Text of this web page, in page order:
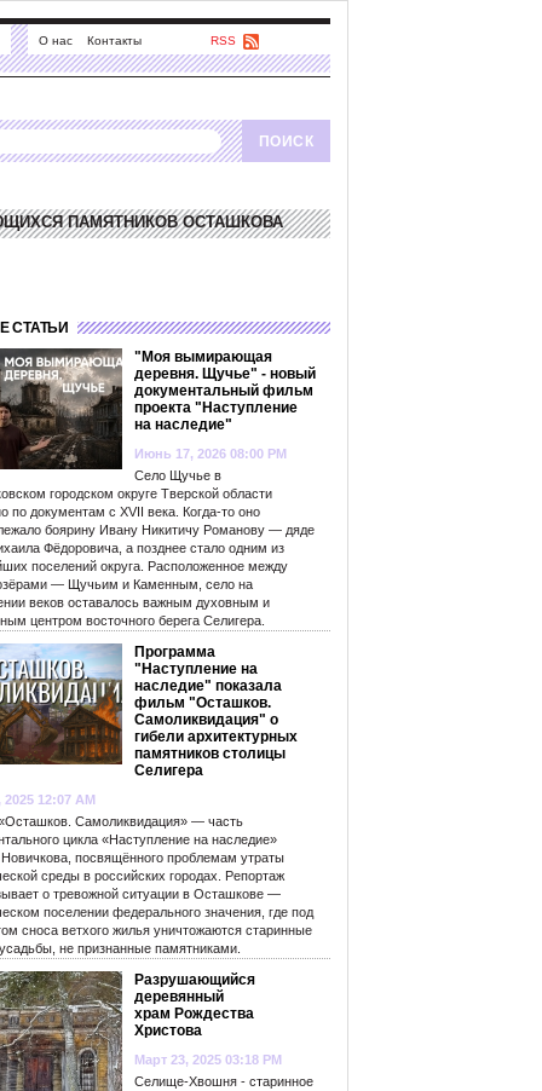
О нас Контакты RSS
ПАМЯТНИКОВ ОСТАШКОВА
СТАТЬИ
"Моя вымирающая
деревня. Щучье" - новый
документальный фильм
проекта "Наступление
на наследие"
Июнь 17, 2026 08:00 PM
Село Щучье в
городском округе Тверской области
по документам с XVII века. Когда-то оно
боярину Ивану Никитичу Романову — дяде
Фёдоровича, а позднее стало одним из
поселений округа. Расположенное между
— Щучьим и Каменным, село на
веков оставалось важным духовным и
центром восточного берега Селигера.
Программа
"Наступление на
наследие" показала
фильм "Осташков.
Самоликвидация" о
гибели архитектурных
памятников столицы
Селигера
2025 12:07 AM
Самоликвидация» — часть
цикла «Наступление на наследие»
посвящённого проблемам утраты
среды в российских городах. Репортаж
о тревожной ситуации в Осташкове —
поселении федерального значения, где под
сноса ветхого жилья уничтожаются старинные
не признанные памятниками.
Разрушающийся
деревянный
храм Рождества
Христова
Март 23, 2025 03:18 PM
Селище-Хвошня - старинное